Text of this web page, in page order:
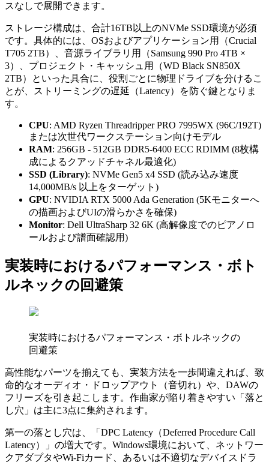
スなしで展開できます。
ストレージ構成は、合計16TB以上のNVMe SSD環境が必須
です。具体的には、OSおよびアプリケーション用（Crucial
T705 2TB）、音源ライブラリ用（Samsung 990 Pro 4TB ×
3）、プロジェクト・キャッシュ用（WD Black SN850X
2TB）といった具合に、役割ごとに物理ドライブを分けるこ
とが、ストリーミングの遅延（Latency）を防ぐ鍵となりま
す。
CPU: AMD Ryzen Threadripper PRO 7995WX (96C/192T)
または次世代ワークステーション向けモデル
RAM: 256GB - 512GB DDR5-6400 ECC RDIMM (8枚構
成によるクアッドチャネル最適化)
SSD (Library): NVMe Gen5 x4 SSD (読み込み速度
14,000MB/s 以上をターゲット)
GPU: NVIDIA RTX 5000 Ada Generation (5Kモニターへ
の描画およびUIの滑らかさを確保)
Monitor: Dell UltraSharp 32 6K (高解像度でのピアノロ
ールおよび譜面確認用)
実装時におけるパフォーマンス・ボト
ルネックの回避策
実装時におけるパフォーマンス・ボトルネックの
回避策
高性能なパーツを揃えても、実装方法を一歩間違えれば、致
命的なオーディオ・ドロップアウト（音切れ）や、DAWの
フリーズを引き起こします。作曲家が陥り着きやすい「落と
し穴」は主に3点に集約されます。
第一の落とし穴は、「DPC Latency（Deferred Procedure Call
Latency）」の増大です。Windows環境において、ネットワー
クアダプタやWi-Fiカード、あるいは不適切なデバイスドラ